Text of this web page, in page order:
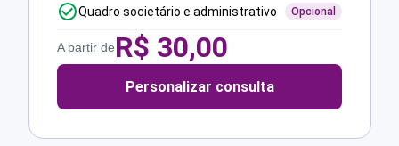
Quadro societário e administrativo Opcional
A partir deR$ 30,00
Personalizar consulta